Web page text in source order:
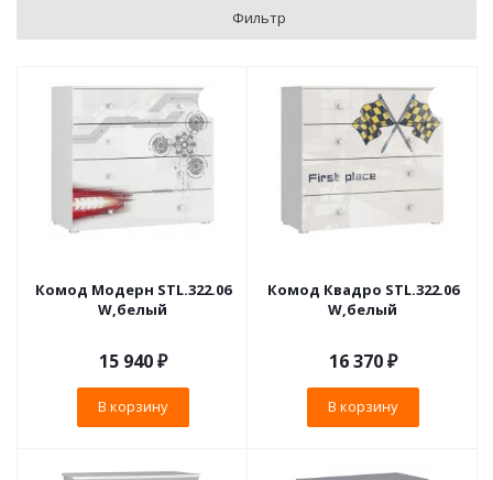
Фильтр
Комод Модерн STL.322.06
W,белый
15 940₽
В корзину
Комод Квадро STL.322.06
W,белый
16 370₽
В корзину